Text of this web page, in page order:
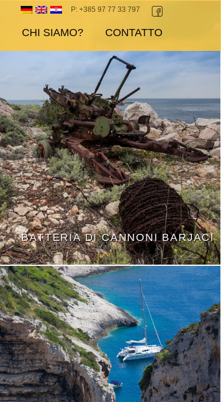
P: +385 97 77 33 797
CHI SIAMO? CONTATTO
BATTERIA DI CANNONI BARJACI